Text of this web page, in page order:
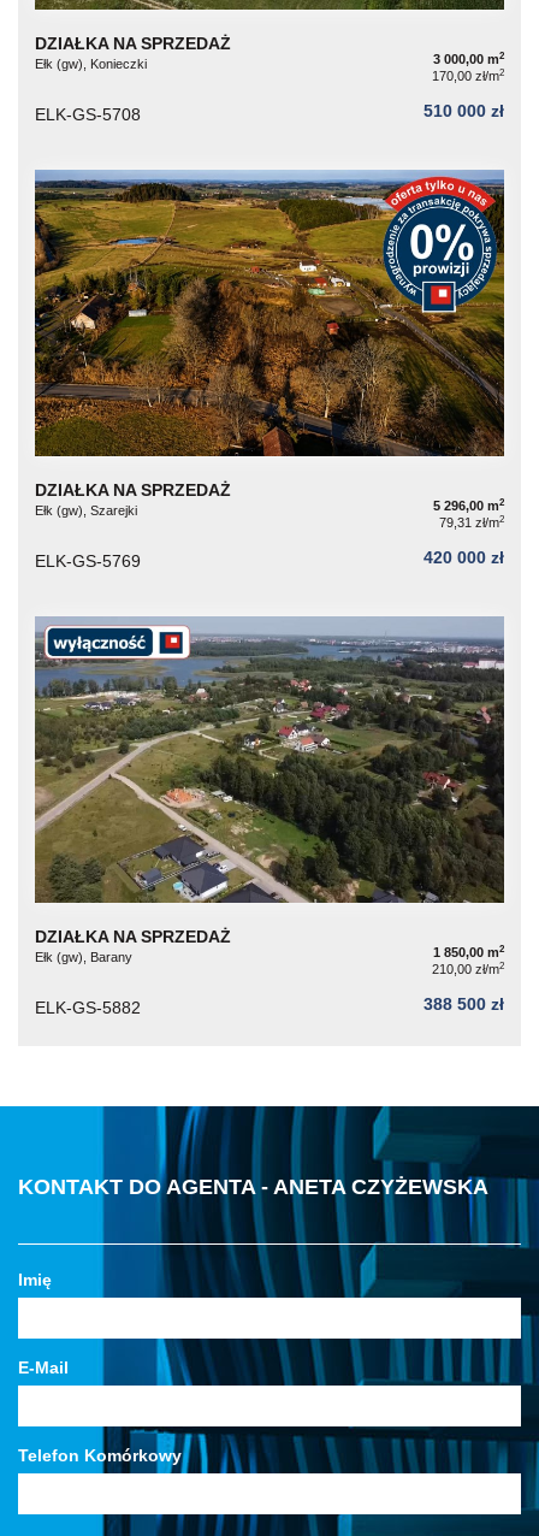
DZIAŁKA NA SPRZEDAŻ
Ełk (gw), Konieczki 3 000,00 m2
170,00 zł/m2
ELK-GS-5708 510 000 zł
DZIAŁKA NA SPRZEDAŻ
Ełk (gw), Szarejki 5 296,00 m2
79,31 zł/m2
ELK-GS-5769 420 000 zł
DZIAŁKA NA SPRZEDAŻ
Ełk (gw), Barany 1 850,00 m2
210,00 zł/m2
ELK-GS-5882 388 500 zł
KONTAKT DO AGENTA - ANETA CZYŻEWSKA
Imię
E-Mail
Telefon Komórkowy